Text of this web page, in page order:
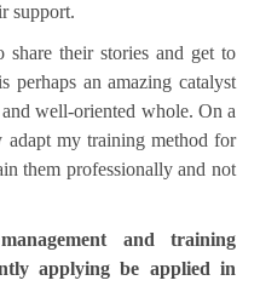
support.
share their stories and get to
perhaps an amazing catalyst
well-oriented whole. On a
my training method for
them professionally and not
and training
applying be applied in